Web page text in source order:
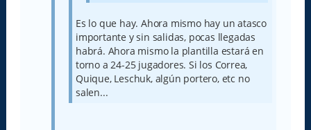
Es lo que hay. Ahora mismo hay un atasco
importante y sin salidas, pocas llegadas
habrá. Ahora mismo la plantilla estará en
torno a 24-25 jugadores. Si los Correa,
Quique, Leschuk, algún portero, etc no
salen...